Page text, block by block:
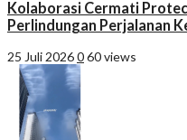
Kolaborasi Cermati
Perlindungan Perjalanan
25 Juli 2026060 views